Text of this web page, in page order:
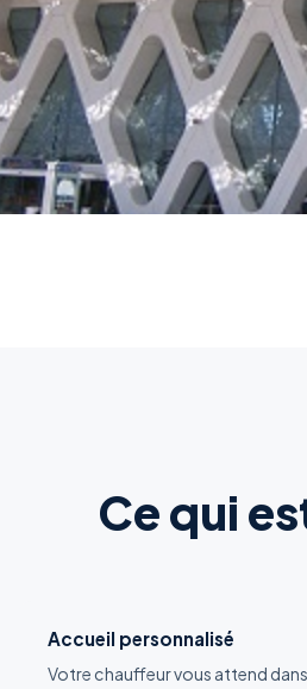
Ce qui
Accueil personnalisé
Votre chauffeur vous attend dans